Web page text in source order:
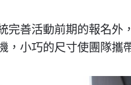
完善活動前期的報名
，小巧的尺寸使團隊攜